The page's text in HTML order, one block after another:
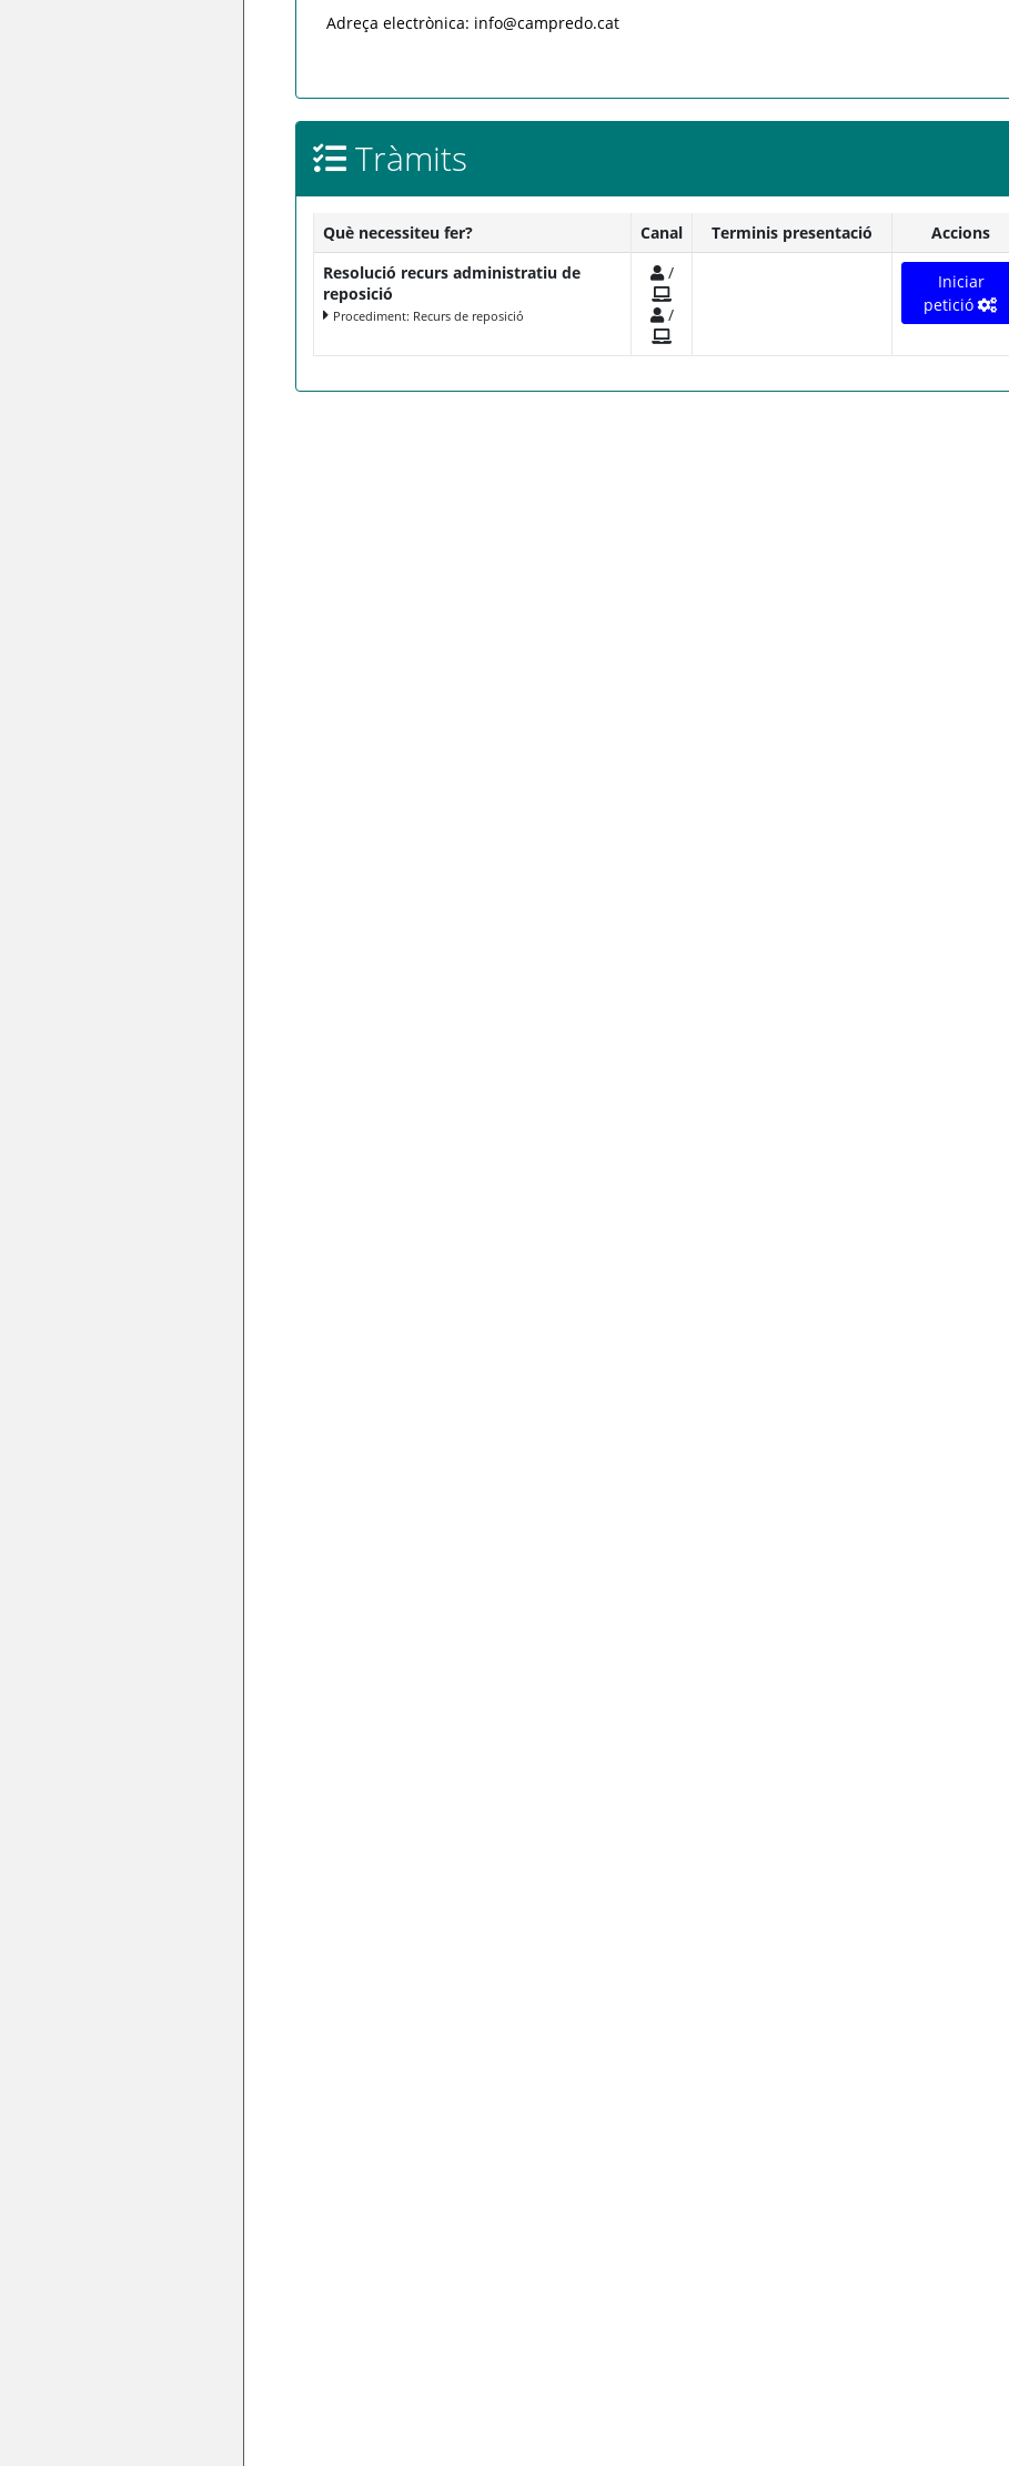
Adreça electrònica: info@campredo.cat
Tràmits
Què necessiteu fer? Canal Terminis presentació
Accions
Resolució recurs administratiu de
reposició
Procediment: Recurs de reposició
/
/
Iniciar
petició